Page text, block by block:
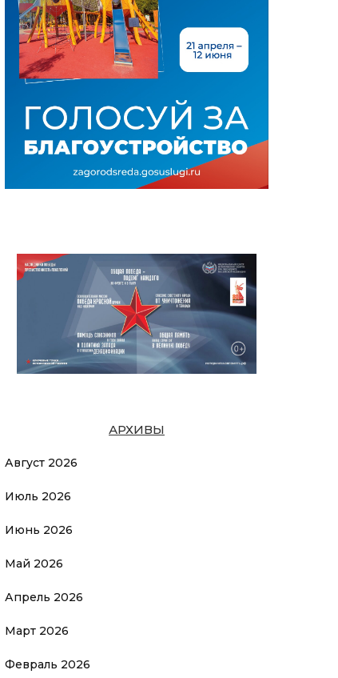
АРХИВЫ
Август 2026
Июль 2026
Июнь 2026
Май 2026
Апрель 2026
Март 2026
Февраль 2026